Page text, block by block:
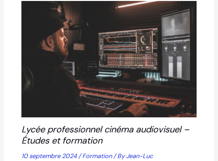
Lycée professionnel cinéma audiovisuel –
Études et formation
10 septembre 2024/Formation/ ByJean-Luc